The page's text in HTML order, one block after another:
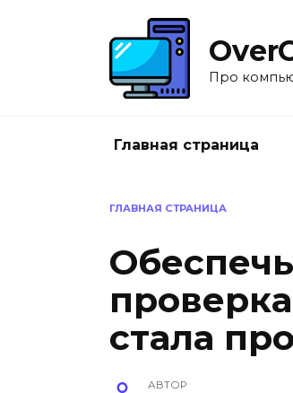
Про
Главная страница
ГЛАВНАЯ СТРАНИЦА
стала
АВТОР